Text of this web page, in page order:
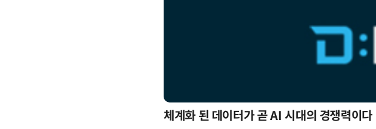
체계화 된 데이터가 곧 AI 시대의 경쟁력이다